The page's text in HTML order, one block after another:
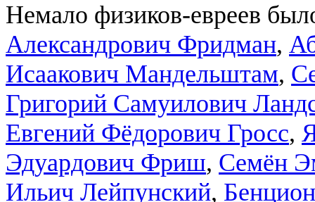
Немало физиков-евреев
Александрович Фридман,
Исаакович Мандельштам,
Григорий Самуилович
Евгений Фёдорович Гросс,
Эдуардович Фриш, Семён
Ильич Лейпунский,